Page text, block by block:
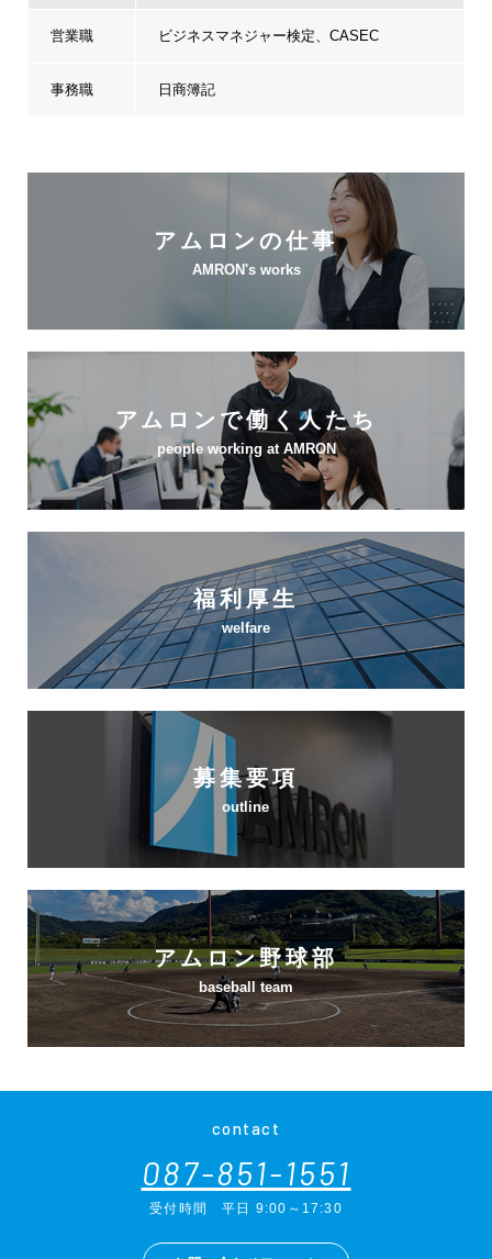
営業職 ビジネスマネジャー検定、CASEC
事務職 日商簿記
アムロンの仕事
AMRON's works
アムロンで働く人たち
people working at AMRON
福利厚生
welfare
募集要項
outline
アムロン野球部
baseball team
contact
087-851-1551
受付時間平日 9:00～17:30